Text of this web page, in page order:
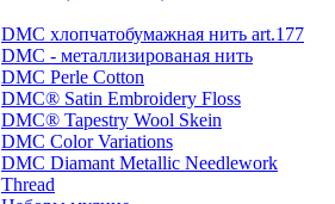
DMC хлопчатобумажная нить art.177
DMC - металлизированая нить
DMC Perle Cotton
DMC® Satin Embroidery Floss
DMC® Tapestry Wool Skein
DMC Color Variations
DMC Diamant Metallic Needlework
Thread